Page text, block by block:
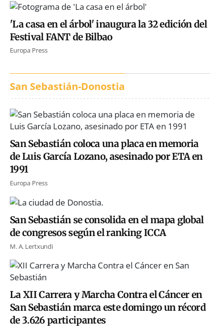
'La casa en el árbol' inaugura la 32 edición del
Festival FANT de Bilbao
Europa Press
San Sebastián-Donostia
San Sebastián coloca una placa en memoria
de Luis García Lozano, asesinado por ETA en
1991
Europa Press
San Sebastián se consolida en el mapa global
de congresos según el ranking ICCA
M. A. Lertxundi
La XII Carrera y Marcha Contra el Cáncer en
San Sebastián marca este domingo un récord
de 3.626 participantes